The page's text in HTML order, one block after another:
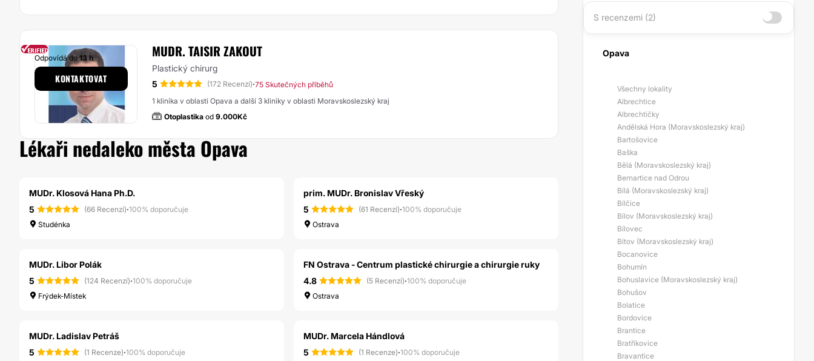
MUDR. TAISIR ZAKOUT
Plastický chirurg
5
(172 Recenzí)·75 Skutečných příběhů
1 klinika v oblasti Opava a další 3 kliniky v oblasti Moravskoslezský kraj
Otoplastika od 9.000Kč
Odpovídá do13 h
KONTAKTOVAT
Lékaři nedaleko města Opava
MUDr. Klosová Hana Ph.D.
5
(66 Recenzí)·100% doporučuje
Studénka
prim. MUDr. Bronislav Vřeský
5
(61 Recenzí)·100% doporučuje
Ostrava
MUDr. Libor Polák
5
(124 Recenzí)·100% doporučuje
Frýdek-Místek
FN Ostrava - Centrum plastické chirurgie a chirurgie ruky
4.8
(5 Recenzí)·100% doporučuje
Ostrava
MUDr. Ladislav Petráš
5
(1 Recenze)·100% doporučuje
MUDr. Marcela Hándlová
5
(1 Recenze)·100% doporučuje
S recenzemi (2)
Opava
Všechny lokality
Albrechtice
Albrechtičky
Andělská Hora (Moravskoslezský kraj)
Bartošovice
Baška
Bělá (Moravskoslezský kraj)
Bernartice nad Odrou
Bílá (Moravskoslezský kraj)
Bílčice
Bílov (Moravskoslezský kraj)
Bílovec
Bítov (Moravskoslezský kraj)
Bocanovice
Bohumín
Bohuslavice (Moravskoslezský kraj)
Bohušov
Bolatice
Bordovice
Brantice
Bratříkovice
Bravantice